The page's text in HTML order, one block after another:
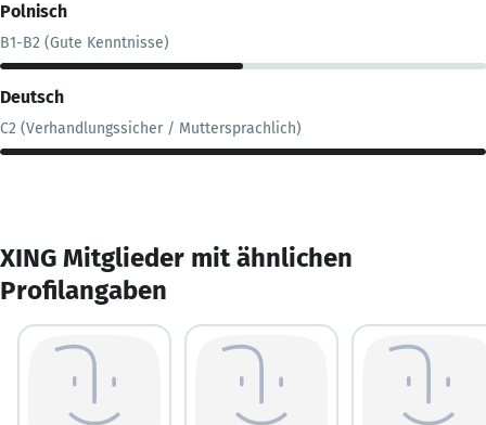
Polnisch
B1-B2 (Gute Kenntnisse)
Deutsch
C2 (Verhandlungssicher / Muttersprachlich)
XING Mitglieder mit ähnlichen
Profilangaben